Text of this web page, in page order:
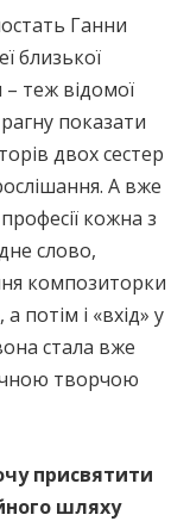
Ганни
близької
– теж відомої
показати
двох сестер
А вже
кожна з
слово,
композиторки
потім і «вхід» у
стала вже
творчою
присвятити
шляху